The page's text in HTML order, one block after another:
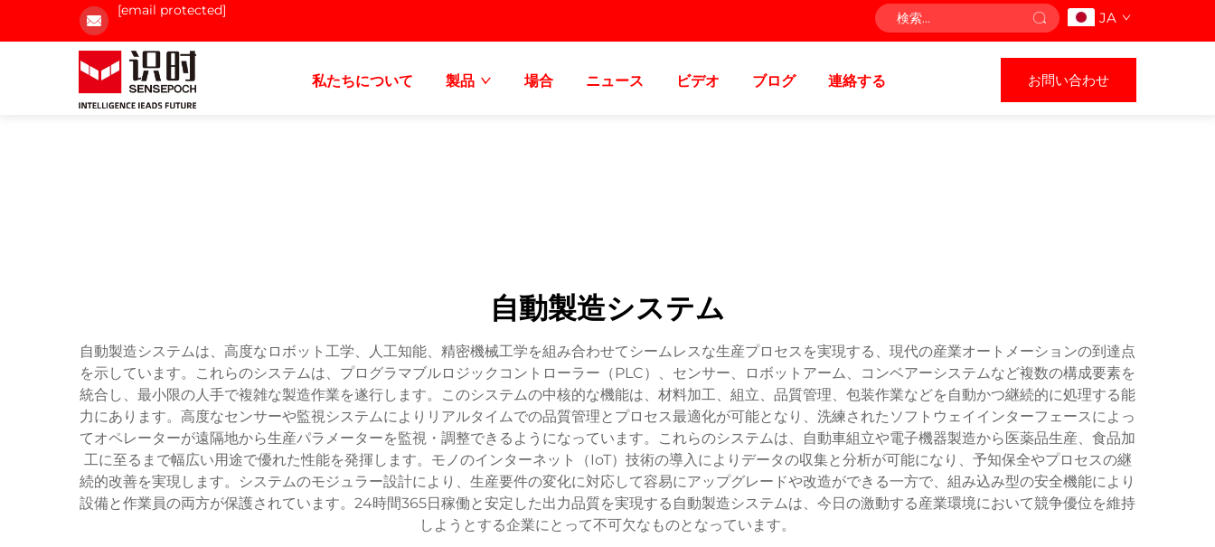
[email protected] JA
私たちについて 製品 場合 ニュース ビデオ ブログ 連絡する お問い合わせ
自動製造システム
自動製造システムは、高度なロボット工学、人工知能、精密機械工学を組み合わせてシームレスな生産プロセスを実現する、現代の産業オートメーションの到達点
を示しています。これらのシステムは、プログラマブルロジックコントローラー（PLC）、センサー、ロボットアーム、コンベアーシステムなど複数の構成要素を
統合し、最小限の人手で複雑な製造作業を遂行します。このシステムの中核的な機能は、材料加工、組立、品質管理、包装作業などを自動かつ継続的に処理する能
力にあります。高度なセンサーや監視システムによりリアルタイムでの品質管理とプロセス最適化が可能となり、洗練されたソフトウェイインターフェースによっ
てオペレーターが遠隔地から生産パラメーターを監視・調整できるようになっています。これらのシステムは、自動車組立や電子機器製造から医薬品生産、食品加
工に至るまで幅広い用途で優れた性能を発揮します。モノのインターネット（IoT）技術の導入によりデータの収集と分析が可能になり、予知保全やプロセスの継
続的改善を実現します。システムのモジュラー設計により、生産要件の変化に対応して容易にアップグレードや改造ができる一方で、組み込み型の安全機能により
設備と作業員の両方が保護されています。24時間365日稼働と安定した出力品質を実現する自動製造システムは、今日の激動する産業環境において競争優位を維持
しようとする企業にとって不可欠なものとなっています。